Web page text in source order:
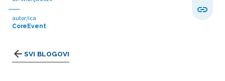
SVI BLOGOVI
autor/ica
CoreEvent